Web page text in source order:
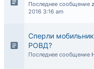
Последнее сообщение
2016 3:16 am
Сперли
РОВД?
Последнее сообщение